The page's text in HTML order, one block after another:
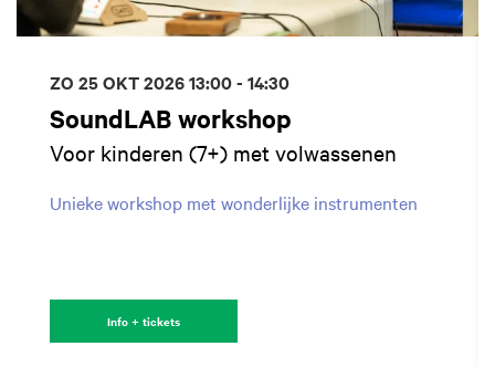
SoundLAB workshop
Voor kinderen (7+) met volwassenen
Unieke workshop met wonderlijke instrumenten
ZO 25 OKT 202613:00 - 14:30
Info + tickets